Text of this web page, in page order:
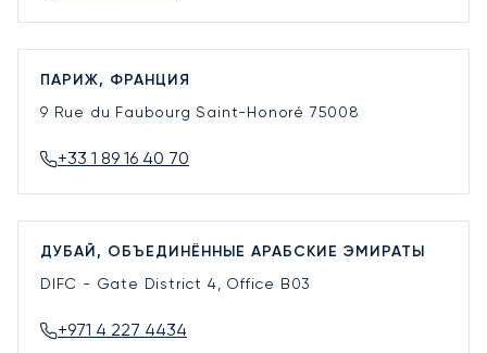
ПАРИЖ, ФРАНЦИЯ
9 Rue du Faubourg Saint-Honoré 75008
+33 1 89 16 40 70
ДУБАЙ, ОБЪЕДИНЁННЫЕ АРАБСКИЕ ЭМИРАТЫ
DIFC - Gate District 4, Office B03
+971 4 227 4434